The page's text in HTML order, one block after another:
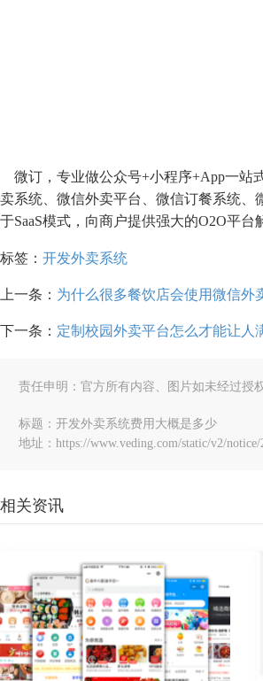
微订，专业做公众号+小程序+App一站
卖系统、微信外卖平台、微信订餐系统
于SaaS模式，向商户提供强大的O2O平台
标签： 开发外卖系统
上一条： 为什么很多餐饮店会使用微信外
下一条： 定制校园外卖平台怎么才能让人
责任申明：官方所有内容、图片如未经过授
标题：开发外卖系统费用大概是多少
地址：https://www.veding.com/static/v2/notice/
相关资讯